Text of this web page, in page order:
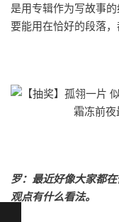
是用专辑作为写故事
要能用在恰好的段落，
罗：最近好像大家都
观点有什么看法。